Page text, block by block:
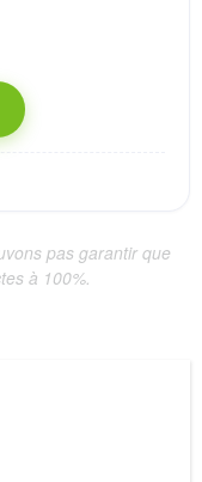
pas garantir que
à 100%.